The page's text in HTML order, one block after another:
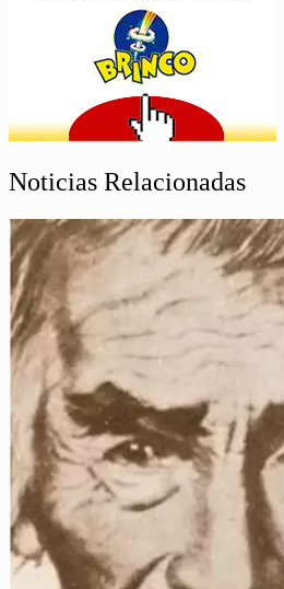
Noticias Relacionadas